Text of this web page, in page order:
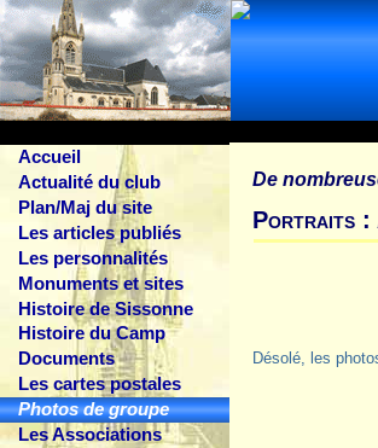
Accueil
Actualité du club
Plan/Maj du site
Les articles publiés
Les personnalités
Monuments et sites
Histoire de Sissonne
Histoire du Camp
Documents
Les cartes postales
Photos de groupe
Les Associations
De
Portraits :
Désolé, les